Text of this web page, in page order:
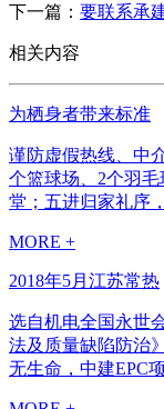
下一篇： 要联系承
相关内容
为栖身者带来标准
谨防虚假热线、中
个篮球场、2个羽
堂；五进归家礼序
MORE +
2018年5月江苏常热
选自机电全国永世
法及质量缺陷防治
无生命，中建EPC